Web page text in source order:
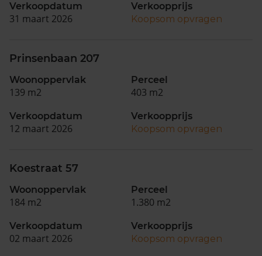
Verkoopdatum
31 maart 2026
Verkoopprijs
Koopsom opvragen
Prinsenbaan 207
Woonoppervlak
139 m2
Perceel
403 m2
Verkoopdatum
12 maart 2026
Verkoopprijs
Koopsom opvragen
Koestraat 57
Woonoppervlak
184 m2
Perceel
1.380 m2
Verkoopdatum
02 maart 2026
Verkoopprijs
Koopsom opvragen